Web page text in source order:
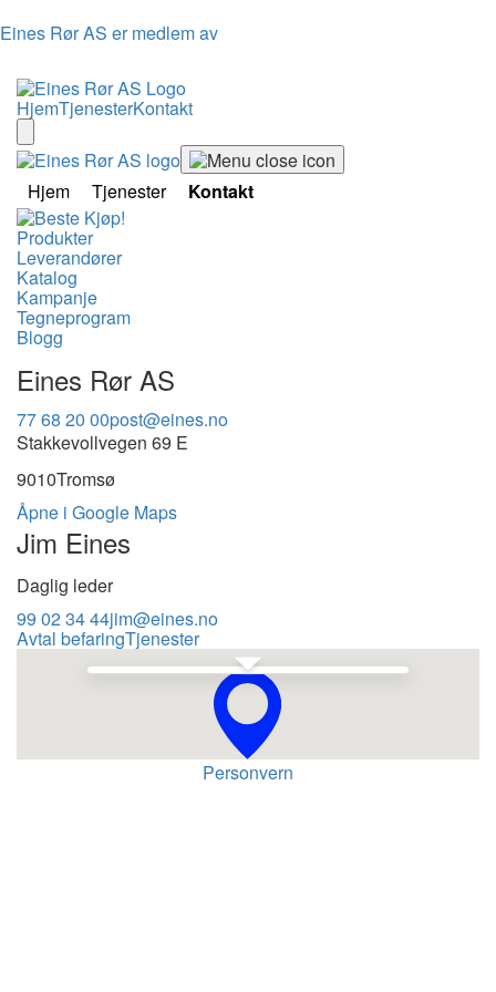
Eines Rør AS er medlem av
HjemTjenesterKontakt
Hjem Tjenester
Kontakt
Produkter
Leverandører
Katalog
Kampanje
Tegneprogram
Blogg
Eines Rør AS
77 68 20 00post@eines.no
Stakkevollvegen 69 E
9010Tromsø
Åpne i Google Maps
Jim Eines
Daglig leder
99 02 34 44jim@eines.no
Avtal befaringTjenester
Personvern